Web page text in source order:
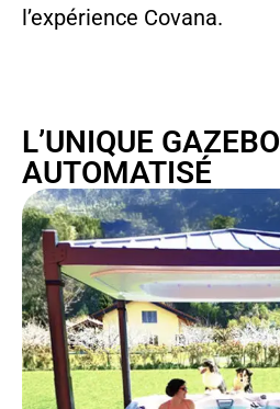
l’expérience Covana.
L’UNIQUE GAZEBO
AUTOMATISÉ